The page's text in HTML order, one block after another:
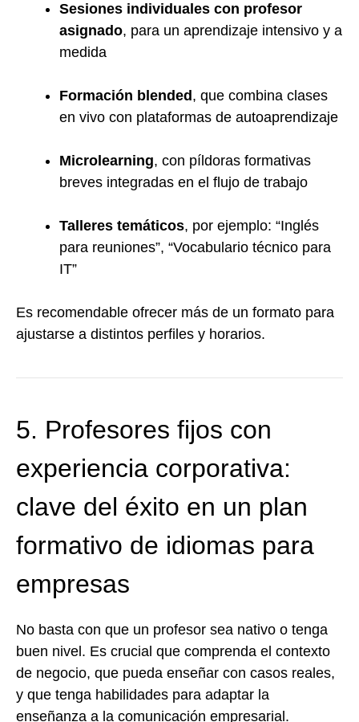
Sesiones individuales con profesor
asignado, para un aprendizaje intensivo y a
medida
Formación blended , que combina clases
en vivo con plataformas de autoaprendizaje
Microlearning, con píldoras formativas
breves integradas en el flujo de trabajo
Talleres temáticos, por ejemplo: “Inglés
para reuniones”, “Vocabulario técnico para
IT”
Es recomendable ofrecer más de un formato para
ajustarse a distintos perfiles y horarios.
5. Profesores fijos con
experiencia corporativa:
clave del éxito en un plan
formativo de idiomas para
empresas
No basta con que un profesor sea nativo o tenga
buen nivel. Es crucial que comprenda el contexto
de negocio, que pueda enseñar con casos reales,
y que tenga habilidades para adaptar la
enseñanza a la comunicación empresarial.